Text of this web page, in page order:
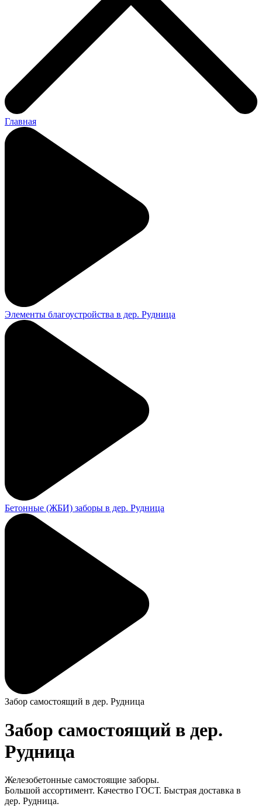
Главная
Элементы благоустройства в дер. Рудница
Бетонные (ЖБИ) заборы в дер. Рудница
Забор самостоящий в дер. Рудница
Забор самостоящий в дер.
Рудница
Железобетонные самостоящие заборы.
Большой ассортимент. Качество ГОСТ. Быстрая доставка в
дер. Рудница.